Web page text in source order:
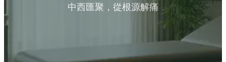
中西匯聚，從根源解痛